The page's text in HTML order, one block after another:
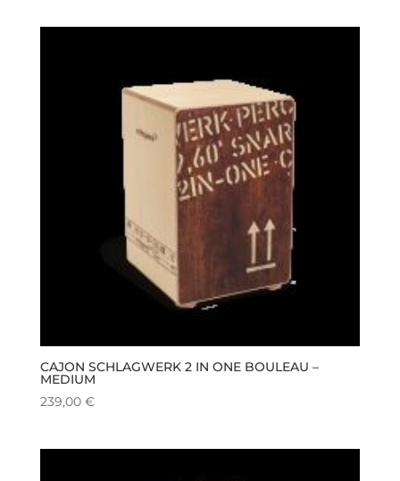
CAJON SCHLAGWERK 2 IN ONE BOULEAU –
MEDIUM
239,00 €